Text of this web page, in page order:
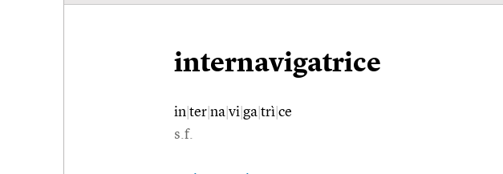
internavigatrice
in ter na vi ga trì ce
s.f.